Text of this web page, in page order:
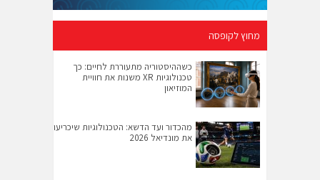
מחוץ לקופסה
כשההיסטוריה מתעוררת לחיים: כך
טכנולוגיות XR משנות את חוויית
המוזיאון
מהכדור ועד הדשא: הטכנולוגיות שיכריעו
את מונדיאל 2026